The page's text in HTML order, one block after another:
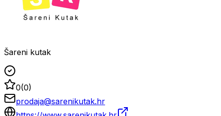
Šareni kutak
0(0)
prodaja@sarenikutak.hr